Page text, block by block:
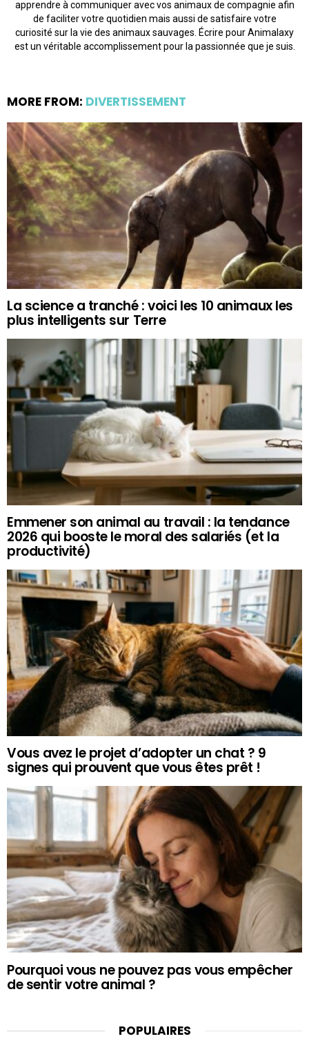
apprendre à communiquer avec vos animaux de compagnie afin
de faciliter votre quotidien mais aussi de satisfaire votre
curiosité sur la vie des animaux sauvages. Écrire pour Animalaxy
est un véritable accomplissement pour la passionnée que je suis.
MORE FROM: DIVERTISSEMENT
La science a tranché : voici les 10 animaux les
plus intelligents sur Terre
Emmener son animal au travail : la tendance
2026 qui booste le moral des salariés (et la
productivité)
Vous avez le projet d’adopter un chat ? 9
signes qui prouvent que vous êtes prêt !
Pourquoi vous ne pouvez pas vous empêcher
de sentir votre animal ?
POPULAIRES